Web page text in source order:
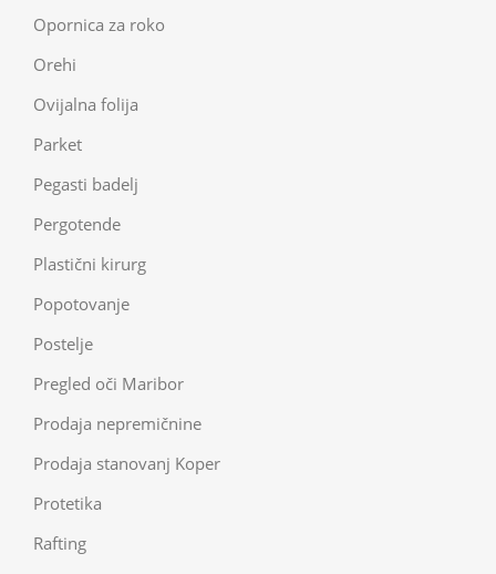
Opornica za roko
Orehi
Ovijalna folija
Parket
Pegasti badelj
Pergotende
Plastični kirurg
Popotovanje
Postelje
Pregled oči Maribor
Prodaja nepremičnine
Prodaja stanovanj Koper
Protetika
Rafting